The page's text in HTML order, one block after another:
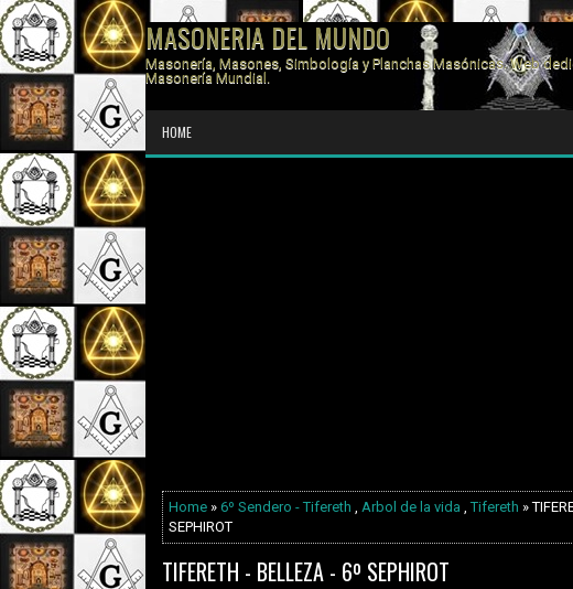
MASONERIA DEL MUNDO
Masonería, Masones, Simbología y Planchas Masónicas. Web
Masonería Mundial.
HOME
Home » 6º Sendero - Tifereth , Arbol de la vida , Tifereth »
SEPHIROT
TIFERETH - BELLEZA - 6º SEPHIROT